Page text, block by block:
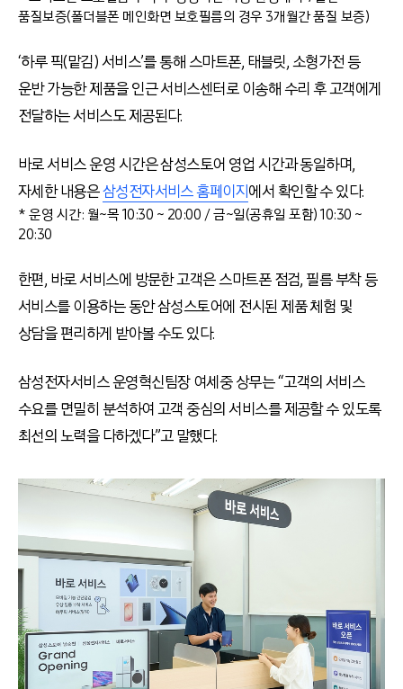
품질보증(폴더블폰 메인화면 보호필름의 경우 3개월간 품질 보증)
‘하루 픽(맡김) 서비스’를 통해 스마트폰, 태블릿, 소형가전 등
운반 가능한 제품을 인근 서비스센터로 이송해 수리 후 고객에게
전달하는 서비스도 제공된다.
바로 서비스 운영 시간은 삼성스토어 영업 시간과 동일하며,
자세한 내용은삼성전자서비스 홈페이지 에서 확인할 수 있다.
* 운영 시간: 월~목 10:30 ~ 20:00 / 금~일(공휴일 포함) 10:30 ~
20:30
한편, 바로 서비스에 방문한 고객은 스마트폰 점검, 필름 부착 등
서비스를 이용하는 동안 삼성스토어에 전시된 제품 체험 및
상담을 편리하게 받아볼 수도 있다.
삼성전자서비스 운영혁신팀장 여세중 상무는 “고객의 서비스
수요를 면밀히 분석하여 고객 중심의 서비스를 제공할 수 있도록
최선의 노력을 다하겠다”고 말했다.